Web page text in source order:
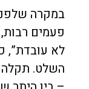
במקרה
פעמים
לא עובדת”,
השלט. תקלה